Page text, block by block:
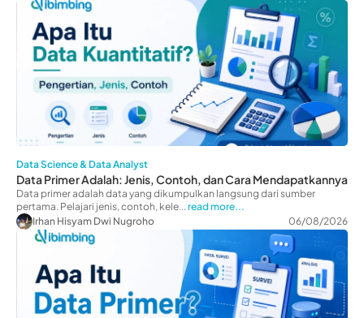
Data Science & Data Analyst
Data Primer Adalah: Jenis, Contoh, dan Cara Mendapatkannya
Data primer adalah data yang dikumpulkan langsung dari sumber
pertama. Pelajari jenis, contoh, kele...read more...
Irhan Hisyam Dwi Nugroho
06/08/2026